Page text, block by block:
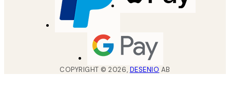
COPYRIGHT ©2026, DESENIO AB